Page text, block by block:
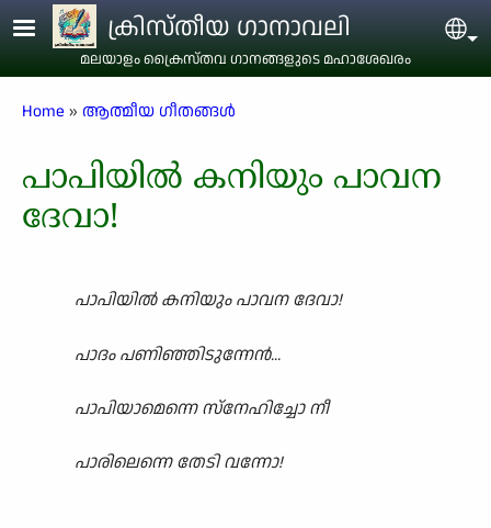
Skip to main contentക്രിസ്തീയ ഗാനാവലി
മലയാളം ക്രൈസ്തവ ഗാനങ്ങളുടെ മഹാശേഖരം
Breadcrumb
Home ആത്മീയ ഗീതങ്ങൾ
പാപിയിൽ കനിയും പാവന
ദേവാ!
പാപിയിൽ കനിയും പാവന ദേവാ!
പാദം പണിഞ്ഞിടുന്നേൻ...
പാപിയാമെന്നെ സ്നേഹിച്ചോ നീ
പാരിലെന്നെ തേടി വന്നോ!